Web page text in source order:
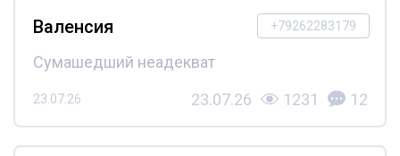
+79262283179
Валенсия
Сумашедший неадекват
23.07.26 23.07.26 1231 12